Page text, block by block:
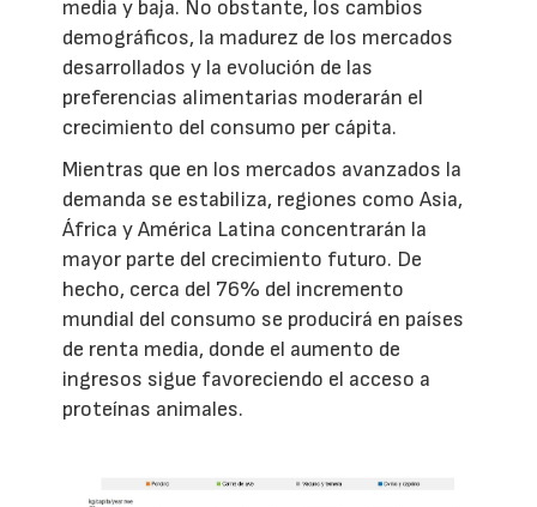
media y baja. No obstante, los cambios
demográficos, la madurez de los mercados
desarrollados y la evolución de las
preferencias alimentarias moderarán el
crecimiento del consumo per cápita.
Mientras que en los mercados avanzados la
demanda se estabiliza, regiones como Asia,
África y América Latina concentrarán la
mayor parte del crecimiento futuro. De
hecho, cerca del 76% del incremento
mundial del consumo se producirá en países
de renta media, donde el aumento de
ingresos sigue favoreciendo el acceso a
proteínas animales.